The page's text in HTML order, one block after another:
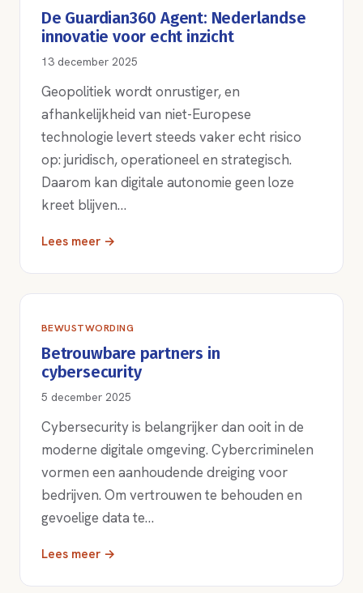
De Guardian360 Agent: Nederlandse
innovatie voor echt inzicht
13 december 2025
Geopolitiek wordt onrustiger, en
afhankelijkheid van niet-Europese
technologie levert steeds vaker echt risico
op: juridisch, operationeel en strategisch.
Daarom kan digitale autonomie geen loze
kreet blijven…
Lees meer →
BEWUSTWORDING
Betrouwbare partners in
cybersecurity
5 december 2025
Cybersecurity is belangrijker dan ooit in de
moderne digitale omgeving. Cybercriminelen
vormen een aanhoudende dreiging voor
bedrijven. Om vertrouwen te behouden en
gevoelige data te…
Lees meer →